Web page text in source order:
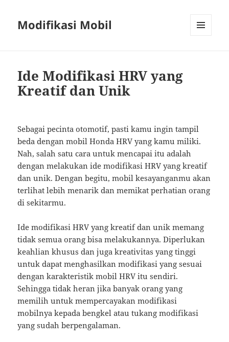
Modifikasi Mobil
Ide Modifikasi HRV yang
Kreatif dan Unik
Sebagai pecinta otomotif, pasti kamu ingin tampil
beda dengan mobil Honda HRV yang kamu miliki.
Nah, salah satu cara untuk mencapai itu adalah
dengan melakukan ide modifikasi HRV yang kreatif
dan unik. Dengan begitu, mobil kesayanganmu akan
terlihat lebih menarik dan memikat perhatian orang
di sekitarmu.
Ide modifikasi HRV yang kreatif dan unik memang
tidak semua orang bisa melakukannya. Diperlukan
keahlian khusus dan juga kreativitas yang tinggi
untuk dapat menghasilkan modifikasi yang sesuai
dengan karakteristik mobil HRV itu sendiri.
Sehingga tidak heran jika banyak orang yang
memilih untuk mempercayakan modifikasi
mobilnya kepada bengkel atau tukang modifikasi
yang sudah berpengalaman.